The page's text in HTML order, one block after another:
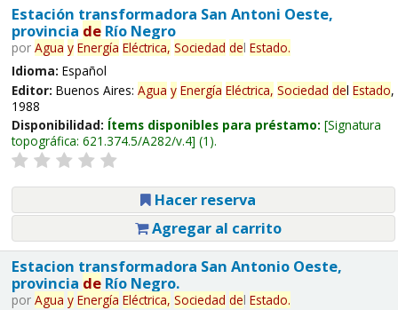
Estación transformadora San Antoni Oeste,
provincia deRío Negro
por Agua y Energía Eléctrica, Sociedad del Estado.
Idioma: Español
Editor: Buenos Aires: Agua y Energía Eléctrica, Sociedad del Estado,
1988
Disponibilidad: Ítems disponibles para préstamo: Signatura
topográfica: 621.374.5/A282/v.4 (1).
Hacer reserva
Agregar al carrito
Estacion transformadora San Antonio Oeste,
provincia deRío Negro.
por Agua y Energía Eléctrica, Sociedad del Estado.